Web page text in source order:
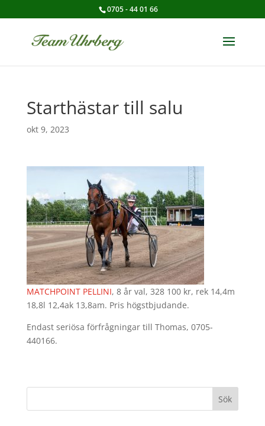
0705 - 44 01 66
Starthästar till salu
okt 9, 2023
MATCHPOINT PELLINI, 8 år val, 328 100 kr, rek 14,4m
18,8l 12,4ak 13,8am. Pris högstbjudande.
Endast seriösa förfrågningar till Thomas, 0705-
440166.